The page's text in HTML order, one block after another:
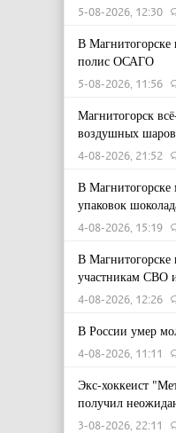
5-08-2026, 12:30
В
полис ОСАГО
5-08-2026, 11:56
Магнитогорск
воздушных шаров
4-08-2026, 21:52
В
упаковок
4-08-2026, 15:19
В Магнитогорске
участникам СВО
4-08-2026, 12:26
В России умер
4-08-2026, 11:11
Экс-хоккеист
получил
3-08-2026, 22:11